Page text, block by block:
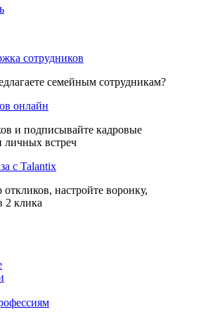
сотрудников
семейным сотрудникам?
онлайн
и подписывайте кадровые
личных встреч
с Talantix
настройте воронку,
2 клика